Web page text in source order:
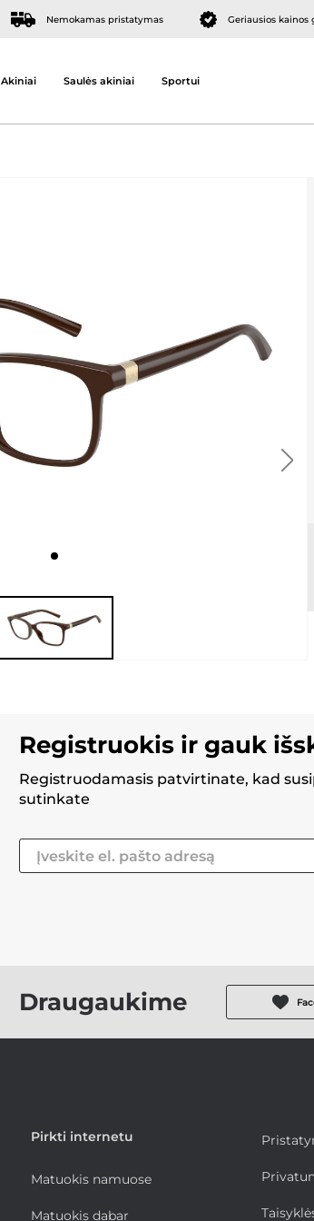
Nemokamas pristatymas Geriausios kainos
Akiniai Saulės akiniai Sportui
Registruokis ir gauk
Registruodamasis patvirtinate, kad
sutinkate
Draugaukime
Pirkti internetu
Matuokis namuose
Matuokis dabar